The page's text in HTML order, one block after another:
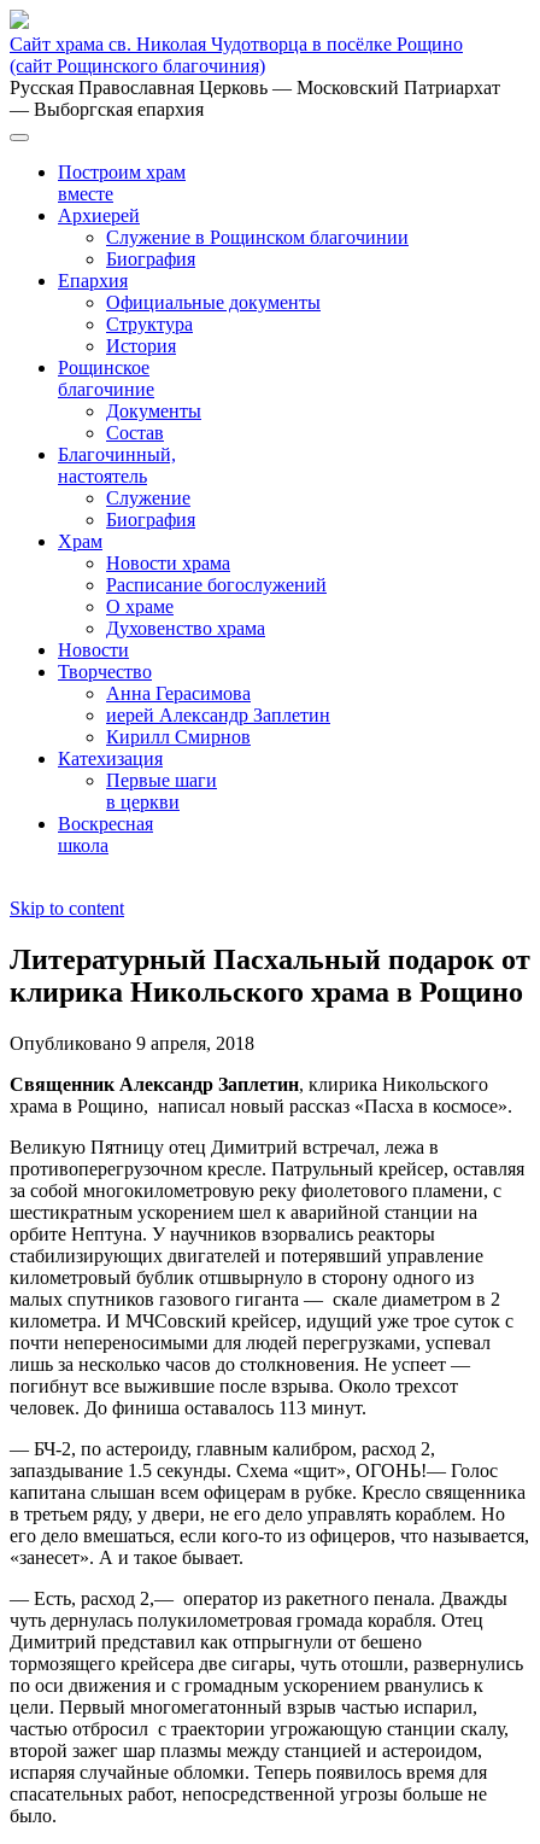
Сайт храма св. Николая Чудотворца в посёлке Рощино
(сайт Рощинского благочиния)
Русская Православная Церковь — Московский Патриархат
— Выборгская епархия
Построим храм
вместе
Архиерей
Служение в Рощинском благочинии
Биография
Епархия
Официальные документы
Структура
История
Рощинское
благочиние
Документы
Состав
Благочинный,
настоятель
Служение
Биография
Храм
Новости храма
Расписание богослужений
О храме
Духовенство храма
Новости
Творчество
Анна Герасимова
иерей Александр Заплетин
Кирилл Смирнов
Катехизация
Первые шаги
в церкви
Воскресная
школа
Skip to content
Литературный Пасхальный подарок от
клирика Никольского храма в Рощино
Опубликовано 9 апреля, 2018
Священник Александр Заплетин, клирика Никольского
храма в Рощино, написал новый рассказ «Пасха в космосе».
Великую Пятницу отец Димитрий встречал, лежа в
противоперегрузочном кресле. Патрульный крейсер, оставляя
за собой многокилометровую реку фиолетового пламени, с
шестикратным ускорением шел к аварийной станции на
орбите Нептуна. У научников взорвались реакторы
стабилизирующих двигателей и потерявший управление
километровый бублик отшвырнуло в сторону одного из
малых спутников газового гиганта — скале диаметром в 2
километра. И МЧСовский крейсер, идущий уже трое суток с
почти непереносимыми для людей перегрузками, успевал
лишь за несколько часов до столкновения. Не успеет —
погибнут все выжившие после взрыва. Около трехсот
человек. До финиша оставалось 113 минут.
— БЧ-2, по астероиду, главным калибром, расход 2,
запаздывание 1.5 секунды. Схема «щит», ОГОНЬ!— Голос
капитана слышан всем офицерам в рубке. Кресло священника
в третьем ряду, у двери, не его дело управлять кораблем. Но
его дело вмешаться, если кого-то из офицеров, что называется,
«занесет». А и такое бывает.
— Есть, расход 2,— оператор из ракетного пенала. Дважды
чуть дернулась полукилометровая громада корабля. Отец
Димитрий представил как отпрыгнули от бешено
тормозящего крейсера две сигары, чуть отошли, развернулись
по оси движения и с громадным ускорением рванулись к
цели. Первый многомегатонный взрыв частью испарил,
частью отбросил с траектории угрожающую станции скалу,
второй зажег шар плазмы между станцией и астероидом,
испаряя случайные обломки. Теперь появилось время для
спасательных работ, непосредственной угрозы больше не
было.